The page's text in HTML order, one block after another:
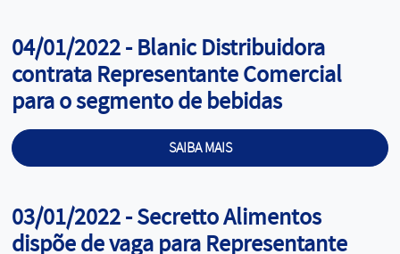
Cargo:
04/01/2022 - Blanic Distribuidora
contrata Representante Comercial
para o segmento de bebidas
SAIBA MAIS
Cargo:
03/01/2022 - Secretto Alimentos
dispõe de vaga para Representante